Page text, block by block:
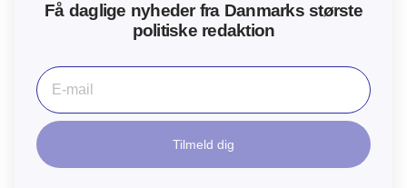
Få daglige nyheder fra Danmarks største
politiske redaktion
Tilmeld dig